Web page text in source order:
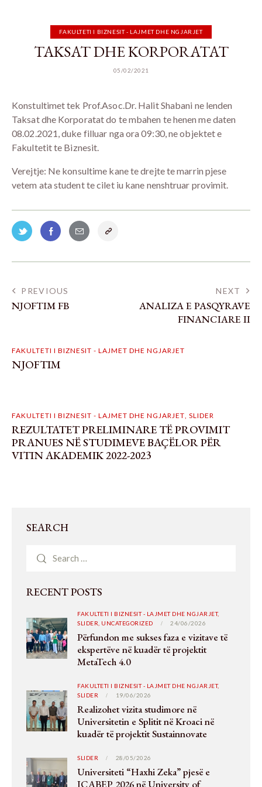
FAKULTETI I BIZNESIT - LAJMET DHE NGJARJET
TAKSAT DHE KORPORATAT
05/02/2021
Konstultimet tek Prof.Asoc.Dr. Halit Shabani ne lenden
Taksat dhe Korporatat do te mbahen te henen me daten
08.02.2021, duke filluar nga ora 09:30, ne objektet e
Fakultetit te Biznesit.
Verejtje: Ne konsultime kane te drejte te marrin pjese
vetem ata student te cilet iu kane nenshtruar provimit.
PREVIOUS
NJOFTIM FB
NEXT
ANALIZA E PASQYRAVE
FINANCIARE II
FAKULTETI I BIZNESIT - LAJMET DHE NGJARJET
NJOFTIM
FAKULTETI I BIZNESIT - LAJMET DHE NGJARJET, SLIDER
REZULTATET PRELIMINARE TË PROVIMIT
PRANUES NË STUDIMEVE BAÇËLOR PËR
VITIN AKADEMIK 2022-2023
SEARCH
RECENT POSTS
FAKULTETI I BIZNESIT - LAJMET DHE NGJARJET,
SLIDER, UNCATEGORIZED 24/06/2026
Përfundon me sukses faza e vizitave të
ekspertëve në kuadër të projektit
MetaTech 4.0
FAKULTETI I BIZNESIT - LAJMET DHE NGJARJET,
SLIDER
19/06/2026
Realizohet vizita studimore në
Universitetin e Splitit në Kroaci në
kuadër të projektit Sustainnovate
SLIDER 28/05/2026
Universiteti “Haxhi Zeka” pjesë e
ICABEP 2026 në University of